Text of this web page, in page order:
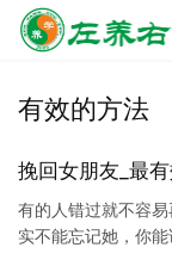
有效的方法
挽回女朋友_最
有的人错过就不容
实不能忘记她，你